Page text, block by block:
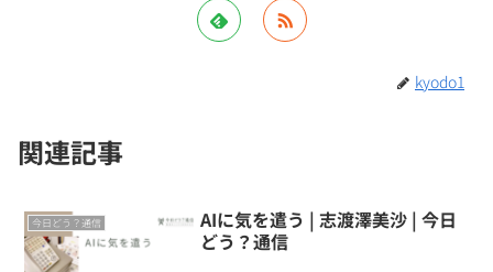
kyodo1
関連記事
今日どう？通信
AIに気を遣う | 志渡澤美沙 | 今日
どう？通信